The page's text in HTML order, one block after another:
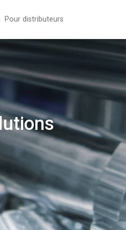
Pour distributeurs